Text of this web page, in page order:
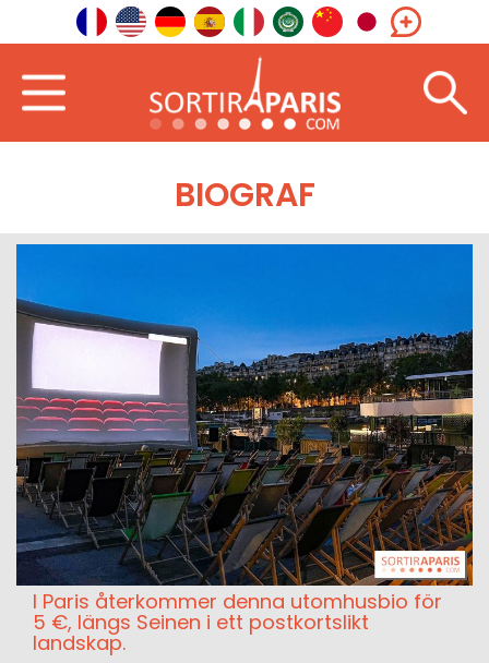
BIOGRAF
I Paris återkommer denna utomhusbio för
5 €, längs Seinen i ett postkortslikt
landskap.